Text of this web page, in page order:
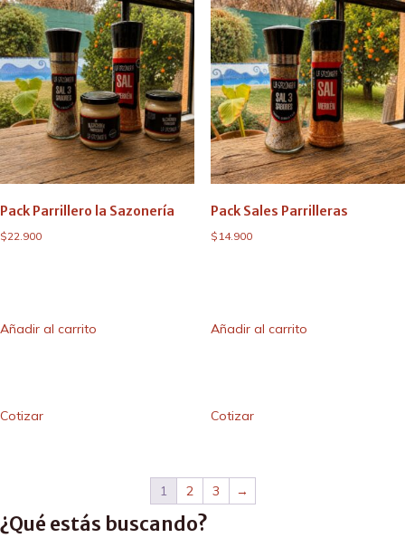
Pack Parrillero la Sazonería
$22.900
Añadir al carrito
Cotizar
Pack Sales Parrilleras
$14.900
Añadir al carrito
Cotizar
1 2 3 →
¿Qué estás buscando?